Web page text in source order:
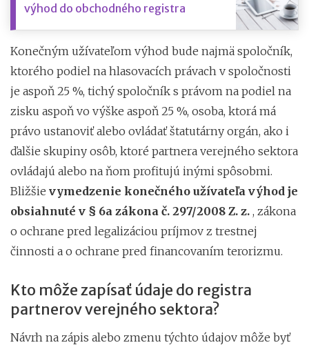
výhod do obchodného registra
Konečným užívateľom výhod bude najmä spoločník,
ktorého podiel na hlasovacích právach v spoločnosti
je aspoň 25 %, tichý spoločník s právom na podiel na
zisku aspoň vo výške aspoň 25 %, osoba, ktorá má
právo ustanoviť alebo ovládať štatutárny orgán, ako i
ďalšie skupiny osôb, ktoré partnera verejného sektora
ovládajú alebo na ňom profitujú inými spôsobmi.
Bližšie vymedzenie konečného užívateľa výhod je
obsiahnuté v § 6a zákona č. 297/2008 Z. z. , zákona
o ochrane pred legalizáciou príjmov z trestnej
činnosti a o ochrane pred financovaním terorizmu.
Kto môže zapísať údaje do registra
partnerov verejného sektora?
Návrh na zápis alebo zmenu týchto údajov môže byť